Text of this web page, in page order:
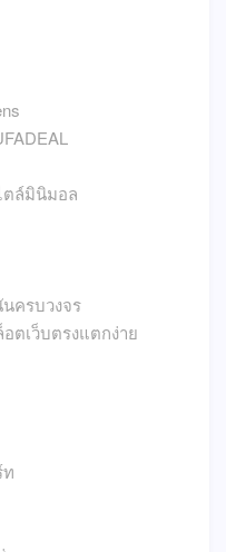
ตล์มินิมอล
ครบวงจร
ตเว็บตรงแตกง่าย